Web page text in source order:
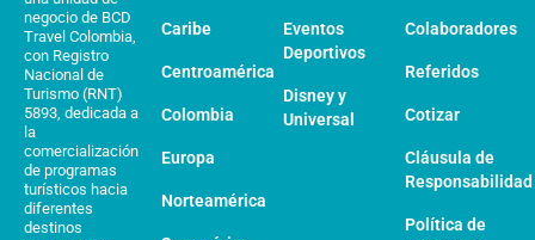
negocio de BCD
Travel Colombia,
con Registro
Nacional de
Turismo (RNT)
5893, dedicada a
la
comercialización
de programas
turísticos hacia
diferentes
destinos
Caribe
Centroamérica
Colombia
Europa
Norteamérica
Eventos
Deportivos
Disney y
Universal
Colaboradores
Referidos
Cotizar
Cláusula de
Responsabilidad
Política de